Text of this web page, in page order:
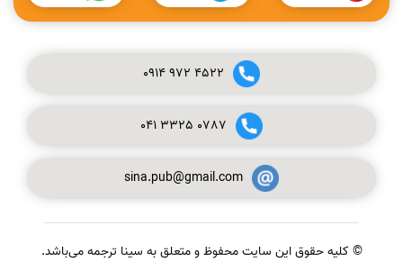
0914972 4522
041 3325 0787
sina.pub@gmail.com
© کلیه حقوق این سایت محفوظ و متعلق به سینا ترجمه می‌باشد.